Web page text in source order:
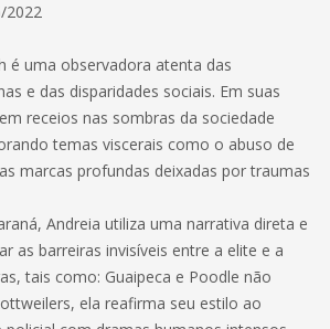
2022
é uma observadora atenta das
e das disparidades sociais. Em suas
receios nas sombras da sociedade
temas viscerais como o abuso de
marcas profundas deixadas por traumas
Andreia utiliza uma narrativa direta e
as barreiras invisíveis entre a elite e a
tais como: Guaipeca e Poodle não
ela reafirma seu estilo ao